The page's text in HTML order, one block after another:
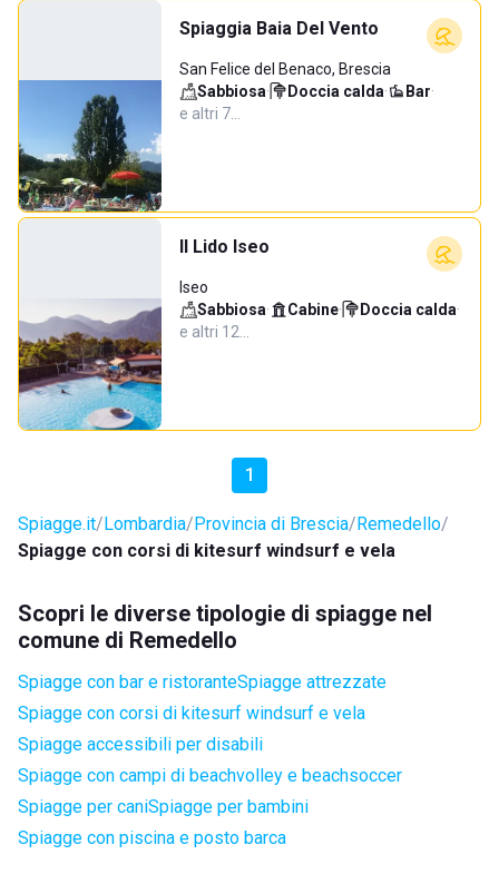
Spiaggia Baia Del Vento
San Felice del Benaco, Brescia
Sabbiosa· Doccia calda· Bar·
e altri 7…
Il Lido Iseo
Iseo
Sabbiosa· Cabine· Doccia calda·
e altri 12…
1
Spiagge.it Lombardia Provincia di Brescia Remedello
Spiagge con corsi di kitesurf windsurf e vela
Scopri le diverse tipologie di spiagge nel
comune di Remedello
Spiagge con bar e ristoranteSpiagge attrezzate
Spiagge con corsi di kitesurf windsurf e vela
Spiagge accessibili per disabili
Spiagge con campi di beachvolley e beachsoccer
Spiagge per caniSpiagge per bambini
Spiagge con piscina e posto barca